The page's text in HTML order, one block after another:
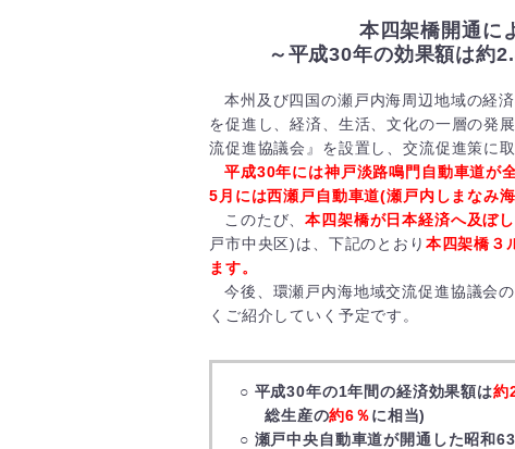
本四架橋開通に
～平成30年の効果額は約
本州及び四国の瀬戸内海周辺地域の経
を促進し、経済、生活、文化の一層の発
流促進協議会』を設置し、交流促進策に
平成30年には神戸淡路鳴門自動車道が
5月には西瀬戸自動車道(瀬戸内しまなみ
このたび、本四架橋が日本経済へ及ぼ
戸市中央区)は、下記のとおり 本四架橋３
ます。
今後、環瀬戸内海地域交流促進協議会
くご紹介していく予定です。
○ 平成30年の1年間の経済効果額は約
総生産の約6％に相当)
○ 瀬戸中央自動車道が開通した昭和